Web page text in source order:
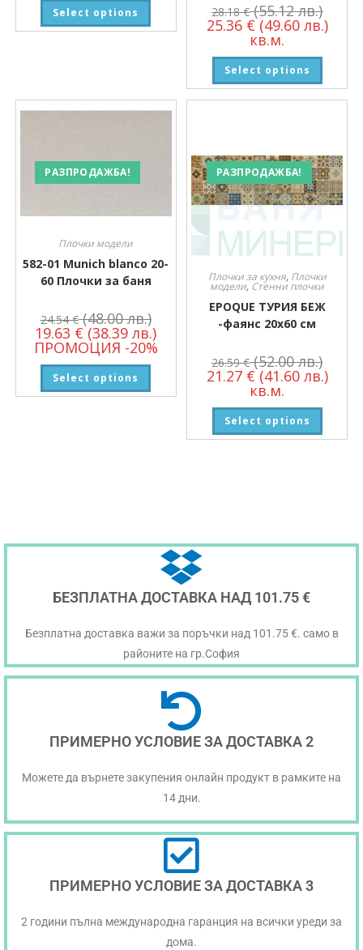
Select options 28.18€ (55.12 лв.)
25.36 € (49.60 лв.)
кв.м.
Select options
РАЗПРОДАЖБА!
Плочки модели
582-01 Munich blanco 20-
60 Плочки за баня
24.54€ (48.00 лв.)
19.63 € (38.39 лв.)
ПРОМОЦИЯ -20%
Select options
РАЗПРОДАЖБА!
Плочки за кухня, Плочки
модели, Стенни плочки
EPOQUE ТУРИЯ БЕЖ
-фаянс 20х60 см
26.59€ (52.00 лв.)
21.27 € (41.60 лв.)
кв.м.
Select options
БЕЗПЛАТНА ДОСТАВКА НАД 101.75 €
Безплатна доставка важи за поръчки над 101.75 €. само в
районите на гр.София
ПРИМЕРНО УСЛОВИЕ ЗА ДОСТАВКА 2
Можете да върнете закупения онлайн продукт в рамките на
14 дни.
ПРИМЕРНО УСЛОВИЕ ЗА ДОСТАВКА 3
2 години пълна международна гаранция на всички уреди за
дома.